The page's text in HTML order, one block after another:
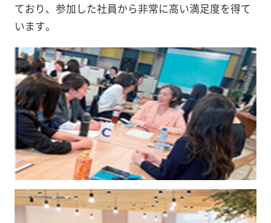
ており、参加した社員から非常に高い満足度を得て
います。